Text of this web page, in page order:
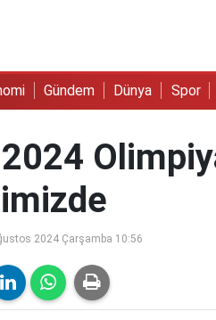
Gündem Dünya Spor
2024 Çarşamba 10:56